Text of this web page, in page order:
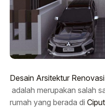
Desain Arsitektur
adalah merupakan salah
rumah yang berada di